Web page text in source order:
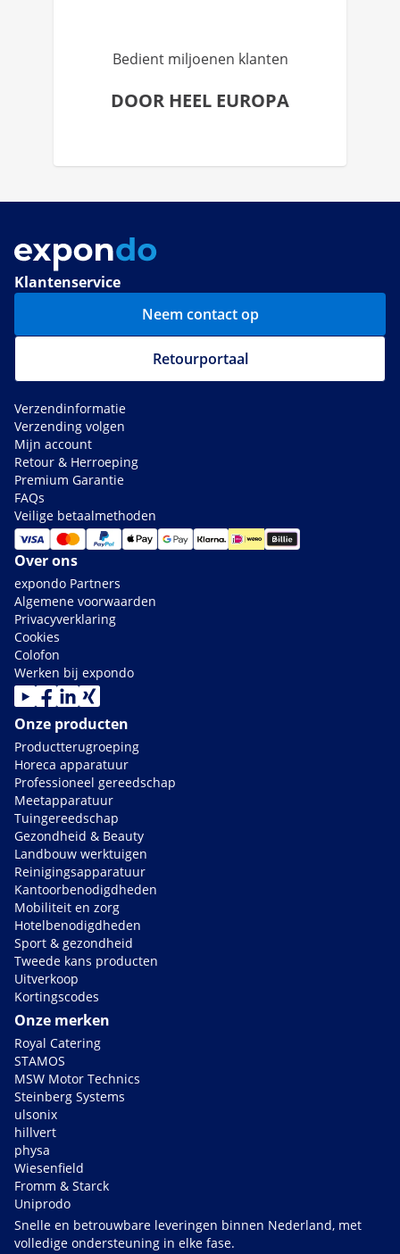
Bedient miljoenen klanten
DOOR HEEL EUROPA
Klantenservice
Neem contact op
Retourportaal
Verzendinformatie
Verzending volgen
Mijn account
Retour & Herroeping
Premium Garantie
FAQs
Veilige betaalmethoden
Over ons
expondo Partners
Algemene voorwaarden
Privacyverklaring
Cookies
Colofon
Werken bij expondo
Onze producten
Productterugroeping
Horeca apparatuur
Professioneel gereedschap
Meetapparatuur
Tuingereedschap
Gezondheid & Beauty
Landbouw werktuigen
Reinigingsapparatuur
Kantoorbenodigdheden
Mobiliteit en zorg
Hotelbenodigdheden
Sport & gezondheid
Tweede kans producten
Uitverkoop
Kortingscodes
Onze merken
Royal Catering
STAMOS
MSW Motor Technics
Steinberg Systems
ulsonix
hillvert
physa
Wiesenfield
Fromm & Starck
Uniprodo
Snelle en betrouwbare leveringen binnen Nederland, met
volledige ondersteuning in elke fase.